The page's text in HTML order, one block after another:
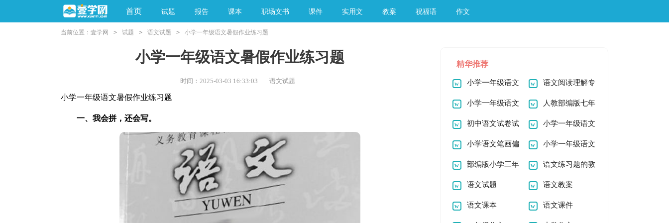
首页 试题 报告 课本 职场文书 课件 实用文 教案 祝福语 作文
阅读理解 亲子教育 手工素材
当前位置： 壹学网 > 试题 > 语文试题 > 小学一年级语文暑假作业练习题
小学一年级语文暑假作业练习题
时间：2025-03-03 16:33:03 语文试题
小学一年级语文暑假作业练习题
一、我会拼，还会写。
精华推荐
小学一年级语文
阅读练习题
语文阅读理解专
项练习题
小学一年级语文
暑假作业练习题
人教部编版七年
级下册语文课外古诗
阅读练习题
初中语文试卷试
题
小学一年级语文
阅读练习题
小学语文笔画偏
旁模拟题
小学一年级语文
暑假作业练习题
部编版小学三年
级语文上册第六单元
测试题及答案
语文练习题的教
学设计范文
语文试题 语文教案
语文课本 语文课件